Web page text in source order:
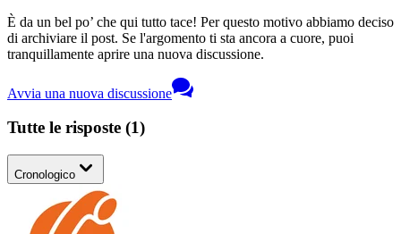
È da un bel po’ che qui tutto tace! Per questo motivo abbiamo deciso
di archiviare il post. Se l'argomento ti sta ancora a cuore, puoi
tranquillamente aprire una nuova discussione.
Avvia una nuova discussione
Tutte le risposte (1)
Cronologico